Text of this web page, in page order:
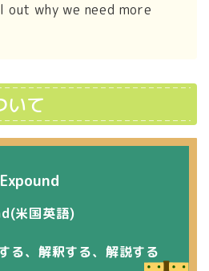
out why we need more
いて
Expound
米国英語)
る、解釈する、解説する